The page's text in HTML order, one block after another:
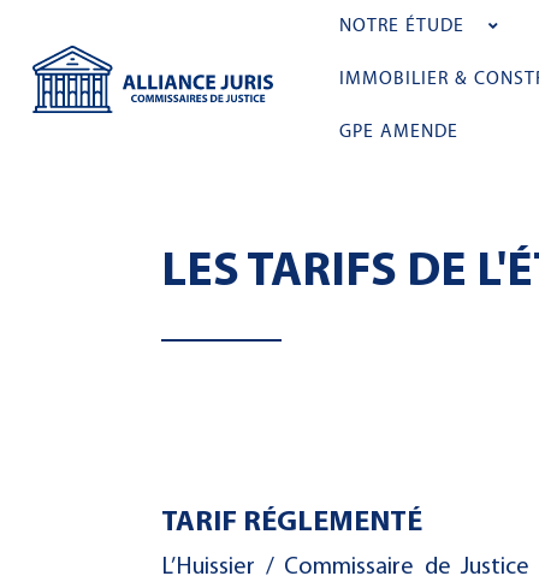
NOTRE ÉTUDE
IMMOBILIER &
GPE AMENDE
LES TARIFS DE
TARIF RÉGLEMENTÉ
L’Huissier / Commissaire de